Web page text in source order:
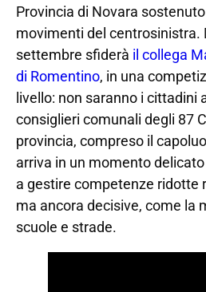
Provincia di Novara
movimenti del centrosinistra.
settembre sfiderà il collega
di Romentino, in una
livello: non saranno i cittadini
consiglieri comunali degli 87
provincia, compreso il
arriva in un momento
a gestire competenze ridotte
ma ancora decisive, come la
scuole e strade.